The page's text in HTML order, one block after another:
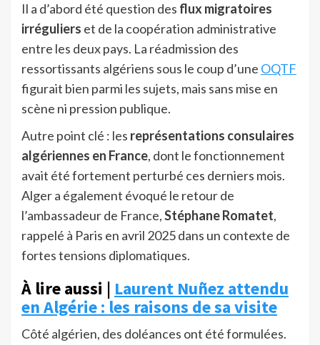
Il a d’abord été question des flux migratoires
irréguliers et de la coopération administrative
entre les deux pays. La réadmission des
ressortissants algériens sous le coup d’une OQTF
figurait bien parmi les sujets, mais sans mise en
scène ni pression publique.
Autre point clé : les représentations consulaires
algériennes en France, dont le fonctionnement
avait été fortement perturbé ces derniers mois.
Alger a également évoqué le retour de
l’ambassadeur de France,Stéphane Romatet,
rappelé à Paris en avril 2025 dans un contexte de
fortes tensions diplomatiques.
À lire aussi | Laurent Nuñez attendu
en Algérie : les raisons de sa visite
Côté algérien, des doléances ont été formulées.